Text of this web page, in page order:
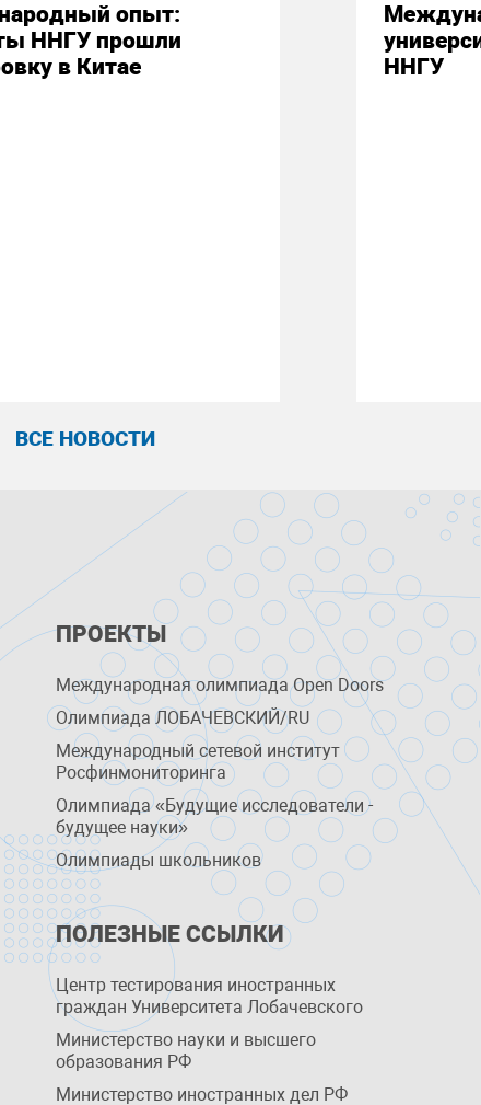
опыт:
ННГУ прошли
в Китае
ННГУ
ВСЕ НОВОСТИ
ПРОЕКТЫ
Международная олимпиада Open Doors
Олимпиада ЛОБАЧЕВСКИЙ/RU
Международный сетевой институт
Росфинмониторинга
Олимпиада «Будущие исследователи -
будущее науки»
Олимпиады школьников
ПОЛЕЗНЫЕ ССЫЛКИ
Центр тестирования иностранных
граждан Университета Лобачевского
Министерство науки и высшего
образования РФ
Министерство иностранных дел РФ